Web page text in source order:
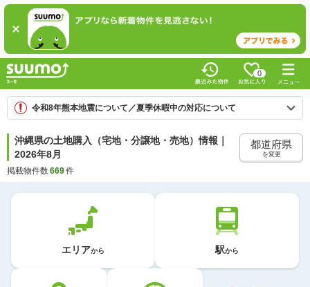
0
令和8年熊本地震について／夏季休暇中の対応について
沖縄県の土地購入（宅地・分譲地・売地）情報｜
2026年8月
掲載物件数669件
都道府県
を変更
エリアから 駅から